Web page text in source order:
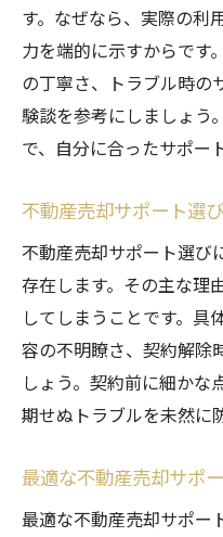
す。なぜなら、実際の利
力を端的に示すからです
の丁寧さ、トラブル時の
験談を参考にしましょう
で、自分に合ったサポー
不動産売却サポート選
不動産売却サポート選び
存在します。その主な理
してしまうことです。具
容の不明瞭さ、契約解除
しょう。契約前に細かな
期せぬトラブルを未然に
最適な不動産売却サポ
最適な不動産売却サポー